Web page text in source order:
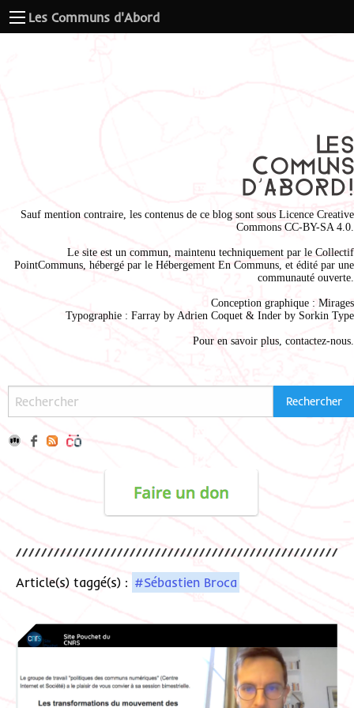
Les Communs d'Abord
Sauf mention contraire, les contenus de ce blog sont sous Licence Creative
Commons CC-BY-SA 4.0
Le site est un commun, maintenu techniquement par le Collectif
PointCommuns , hébergé par le Hébergement En Communs , et édité par une
communauté ouverte.
Conception graphique : Mirages
Typographie : Farray by Adrien Coquet & Inder by Sorkin Type
Pour en savoir plus, contactez-nous
Article(s) taggé(s) : #Sébastien Broca